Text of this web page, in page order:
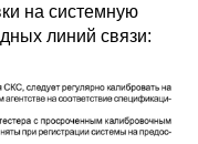
на системную
линий связи: